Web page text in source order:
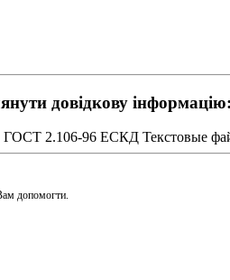
довідкову інформацію:
ГОСТ 2.106-96 ЕСКД Текстовые
допомогти.